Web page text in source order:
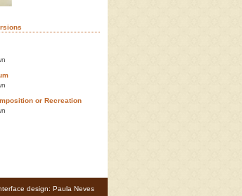
or Recreation
design: Paula Neves